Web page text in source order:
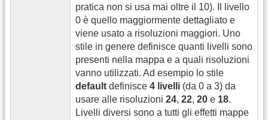
pratica non si usa mai oltre il 10). Il livello
0 è quello maggiormente dettagliato e
viene usato a risoluzioni maggiori. Uno
stile in genere definisce quanti livelli sono
presenti nella mappa e a quali risoluzioni
vanno utilizzati. Ad esempio lo stile
default definisce 4 livelli (da 0 a 3) da
usare alle risoluzioni 24, 22, 20 e 18.
Livelli diversi sono a tutti gli effetti mappe